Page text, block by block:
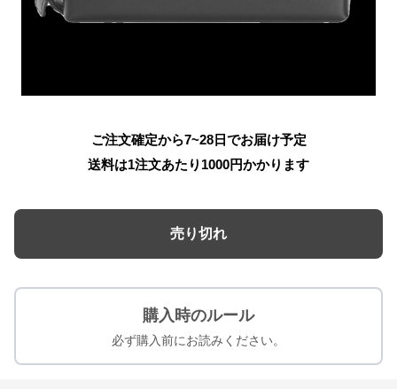
ご注文確定から7~28日でお届け予定
送料は1注文あたり 1000円かかります
売り切れ
購入時のルール
必ず購入前にお読みください。